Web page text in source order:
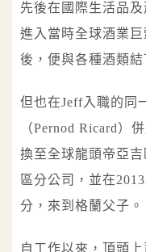
先後在國際生活品
進入當時全球酒業巨
後，便與各種酒類結
但也在Jeff入職的同
（Pernod Ricard）
換至全球龍頭帝亞
區分公司，並在
分，來到格蘭父子。
自工作以來，頂頭